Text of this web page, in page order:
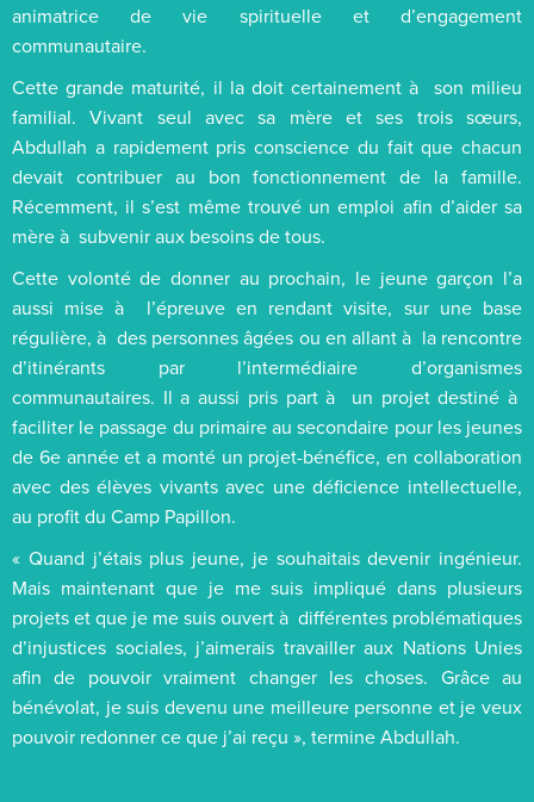
animatrice de vie spirituelle et d’engagement
communautaire.
Cette grande maturité, il la doit certainement à son milieu
familial. Vivant seul avec sa mère et ses trois sœurs,
Abdullah a rapidement pris conscience du fait que chacun
devait contribuer au bon fonctionnement de la famille.
Récemment, il s’est même trouvé un emploi afin d’aider sa
mère à subvenir aux besoins de tous.
Cette volonté de donner au prochain, le jeune garçon l’a
aussi mise à l’épreuve en rendant visite, sur une base
régulière, à des personnes âgées ou en allant à la rencontre
d’itinérants par l’intermédiaire d’organismes
communautaires. Il a aussi pris part à un projet destiné à
faciliter le passage du primaire au secondaire pour les jeunes
de 6e année et a monté un projet-bénéfice, en collaboration
avec des élèves vivants avec une déficience intellectuelle,
au profit du Camp Papillon.
« Quand j’étais plus jeune, je souhaitais devenir ingénieur.
Mais maintenant que je me suis impliqué dans plusieurs
projets et que je me suis ouvert à différentes problématiques
d’injustices sociales, j’aimerais travailler aux Nations Unies
afin de pouvoir vraiment changer les choses. Grâce au
bénévolat, je suis devenu une meilleure personne et je veux
pouvoir redonner ce que j’ai reçu », termine Abdullah.